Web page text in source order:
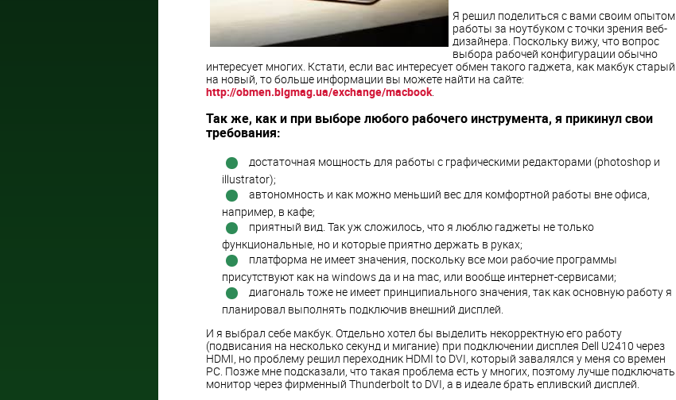
Я решил поделиться с вами своим опытом
работы за ноутбуком с точки зрения веб-
дизайнера. Поскольку вижу, что вопрос
выбора рабочей конфигурации обычно
интересует многих. Кстати, если вас интересует обмен такого гаджета, как макбук старый
на новый, то больше информации вы можете найти на сайте:
http://obmen.bigmag.ua/exchange/macbook.
Так же, как и при выборе любого рабочего инструмента, я прикинул свои
требования:
достаточная мощность для работы с графическими редакторами (photoshop и
illustrator);
автономность и как можно меньший вес для комфортной работы вне офиса,
например, в кафе;
приятный вид. Так уж сложилось, что я люблю гаджеты не только
функциональные, но и которые приятно держать в руках;
платформа не имеет значения, поскольку все мои рабочие программы
присутствуют как на windows да и на mac, или вообще интернет-сервисами;
диагональ тоже не имеет принципиального значения, так как основную работу я
планировал выполнять подключив внешний дисплей.
И я выбрал себе макбук. Отдельно хотел бы выделить некорректную его работу
(подвисания на несколько секунд и мигание) при подключении дисплея Dell U2410 через
HDMI, но проблему решил переходник HDMI to DVI, который завалялся у меня со времен
PC. Позже мне подсказали, что такая проблема есть у многих, поэтому лучше подключать
монитор через фирменный Thunderbolt to DVI, а в идеале брать епливский дисплей.